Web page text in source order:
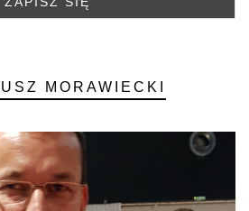
MORAWIECKI